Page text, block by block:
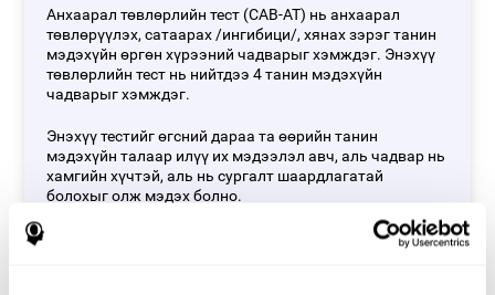
Анхаарал төвлөрлийн тест (CAB-AT) нь анхаарал
төвлөрүүлэх, сатаарах /ингибици/, хянах зэрэг танин
мэдэхүйн өргөн хүрээний чадварыг хэмждэг. Энэхүү
төвлөрлийн тест нь нийтдээ 4 танин мэдэхүйн
чадварыг хэмждэг.
Энэхүү тестийг өгсний дараа та өөрийн танин
мэдэхүйн талаар илүү их мэдээлэл авч, аль чадвар нь
хамгийн хүчтэй, аль нь сургалт шаардлагатай
болохыг олж мэдэх болно.